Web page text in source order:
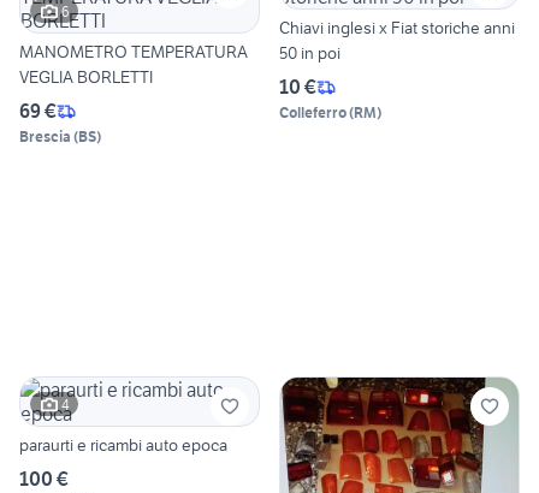
6
MANOMETRO TEMPERATURA
VEGLIA BORLETTI
69 €
Brescia (BS)
Chiavi inglesi x Fiat storiche anni
50 in poi
10 €
Colleferro(RM)
4
paraurti e ricambi auto epoca
100 €